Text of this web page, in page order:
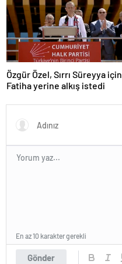
Özgür Özel, Sırrı Süreyya için
Fatiha yerine alkış istedi
Gönder
En az 10 karakter gerekli